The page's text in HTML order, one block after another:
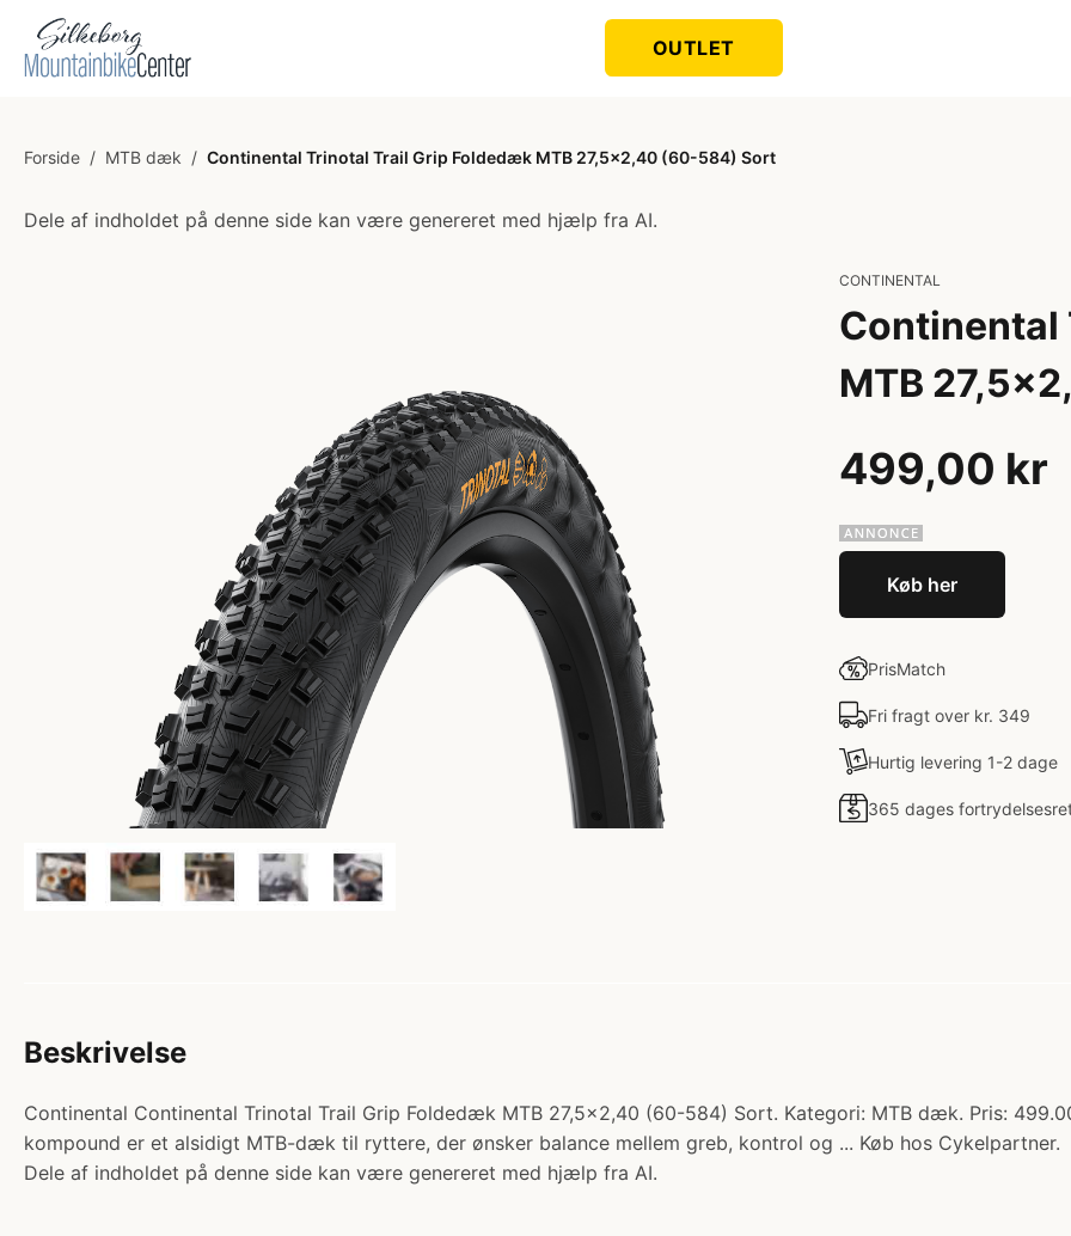
OUTLET
Forside / MTB dæk / Continental Trinotal Trail Grip Foldedæk MTB 27,5x2,40 (60-584) Sort
Dele af indholdet på denne side kan være genereret med hjælp fra AI.
CONTINENTAL
Continental
MTB
499,00 kr
Køb her
PrisMatch
Fri fragt over kr. 349
Hurtig levering 1-2 dage
365 dages
Beskrivelse
Continental Continental Trinotal Trail Grip Foldedæk MTB 27,5x2,40 (60-584) Sort. Kategori: MTB dæk. Pris:
kompound er et alsidigt MTB-dæk til ryttere, der ønsker balance mellem greb, kontrol og ... Køb hos Cykelpartner.
Dele af indholdet på denne side kan være genereret med hjælp fra AI.